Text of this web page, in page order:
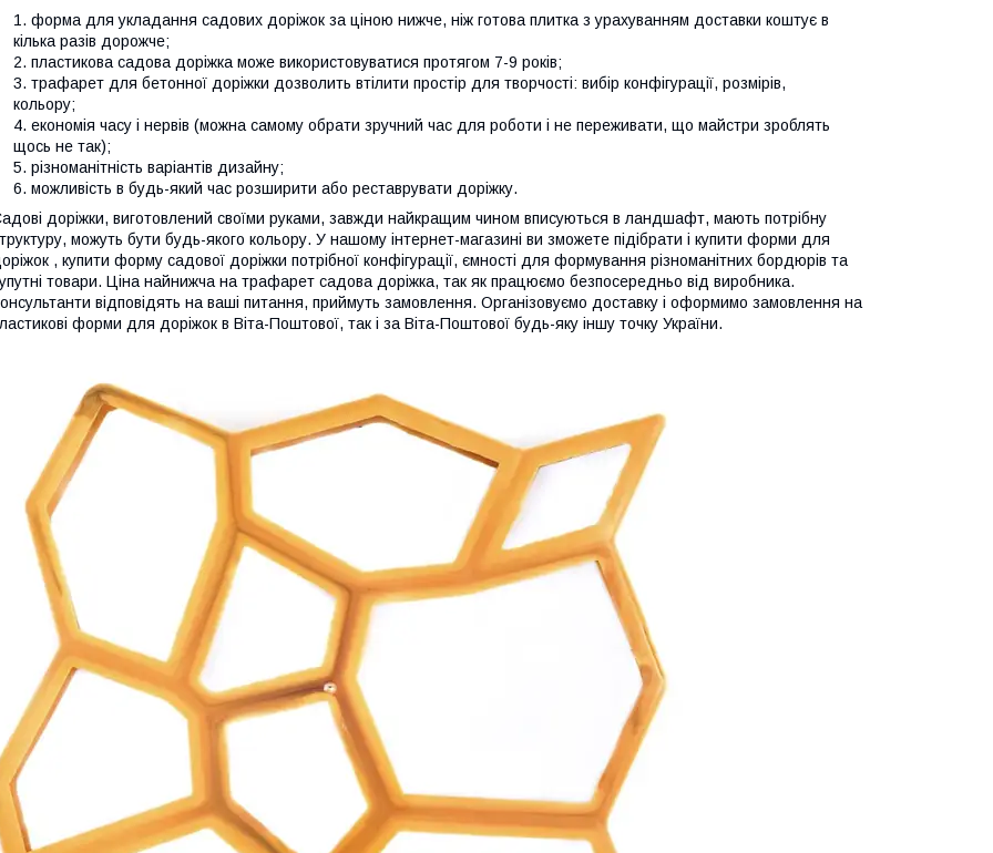
форма для укладання садових доріжок за ціною нижче, ніж готова плитка з урахуванням доставки коштує в
кілька разів дорожче;
пластикова садова доріжка може використовуватися протягом 7-9 років;
трафарет для бетонної доріжки дозволить втілити простір для творчості: вибір конфігурації, розмірів,
кольору;
економія часу і нервів (можна самому обрати зручний час для роботи і не переживати, що майстри зроблять
щось не так);
різноманітність варіантів дизайну;
можливість в будь-який час розширити або реставрувати доріжку.
доріжки, виготовлений своїми руками, завжди найкращим чином вписуються в ландшафт, мають потрібну
можуть бути будь-якого кольору. У нашому інтернет-магазині ви зможете підібрати і купити форми для
, купити форму садової доріжки потрібної конфігурації, ємності для формування різноманітних бордюрів та
товари. Ціна найнижча на трафарет садова доріжка, так як працюємо безпосередньо від виробника.
відповідять на ваші питання, приймуть замовлення. Організовуємо доставку і оформимо замовлення на
форми для доріжок в Віта-Поштової, так і за Віта-Поштової будь-яку іншу точку України.